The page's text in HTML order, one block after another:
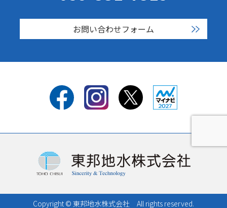
お問い合わせフォーム
Copyright © 東邦地水株式会社 All rights reserved.